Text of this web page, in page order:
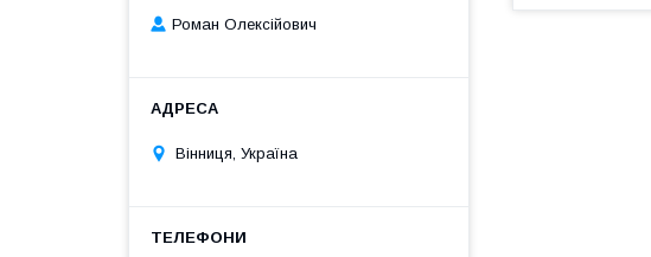
Роман Олексійович
Вінниця, Україна